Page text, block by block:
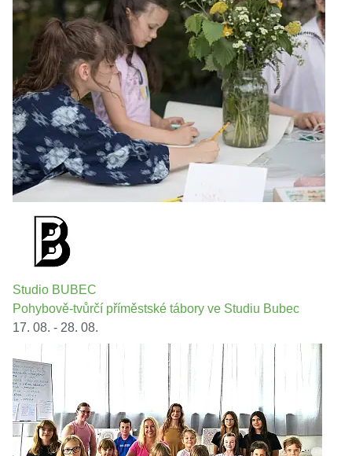
Studio BUBEC
Pohybově-tvůrčí příměstské tábory ve Studiu Bubec
17. 08. - 28. 08.